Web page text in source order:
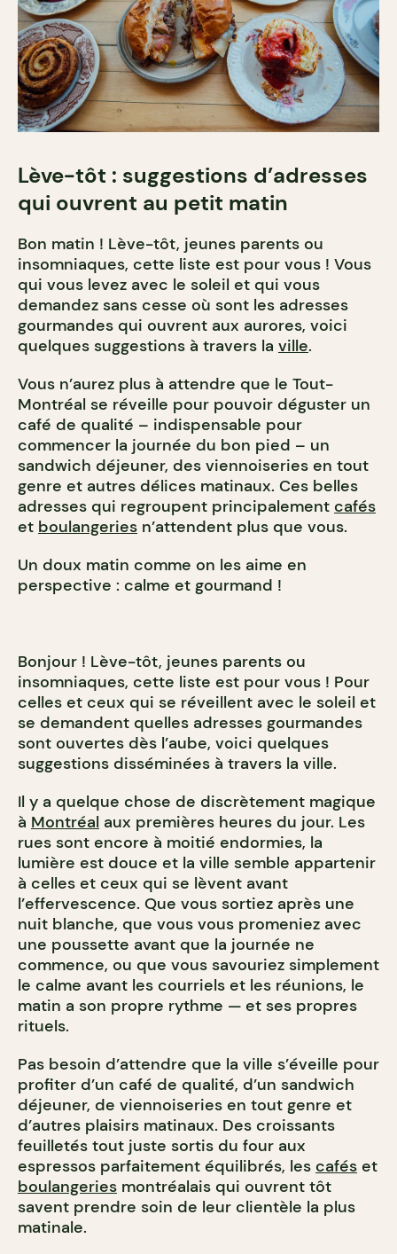
Lève-tôt : suggestions d’adresses
qui ouvrent au petit matin
Bon matin ! Lève-tôt, jeunes parents ou
insomniaques, cette liste est pour vous ! Vous
qui vous levez avec le soleil et qui vous
demandez sans cesse où sont les adresses
gourmandes qui ouvrent aux aurores, voici
quelques suggestions à travers la ville.
Vous n’aurez plus à attendre que le Tout-
Montréal se réveille pour pouvoir déguster un
café de qualité – indispensable pour
commencer la journée du bon pied – un
sandwich déjeuner, des viennoiseries en tout
genre et autres délices matinaux. Ces belles
adresses qui regroupent principalement cafés
et boulangeries n’attendent plus que vous.
Un doux matin comme on les aime en
perspective : calme et gourmand !
Bonjour ! Lève-tôt, jeunes parents ou
insomniaques, cette liste est pour vous ! Pour
celles et ceux qui se réveillent avec le soleil et
se demandent quelles adresses gourmandes
sont ouvertes dès l’aube, voici quelques
suggestions disséminées à travers la ville.
Il y a quelque chose de discrètement magique
à Montréal aux premières heures du jour. Les
rues sont encore à moitié endormies, la
lumière est douce et la ville semble appartenir
à celles et ceux qui se lèvent avant
l’effervescence. Que vous sortiez après une
nuit blanche, que vous vous promeniez avec
une poussette avant que la journée ne
commence, ou que vous savouriez simplement
le calme avant les courriels et les réunions, le
matin a son propre rythme — et ses propres
rituels.
Pas besoin d’attendre que la ville s’éveille pour
profiter d’un café de qualité, d’un sandwich
déjeuner, de viennoiseries en tout genre et
d’autres plaisirs matinaux. Des croissants
feuilletés tout juste sortis du four aux
espressos parfaitement équilibrés, les cafés et
boulangeries montréalais qui ouvrent tôt
savent prendre soin de leur clientèle la plus
matinale.